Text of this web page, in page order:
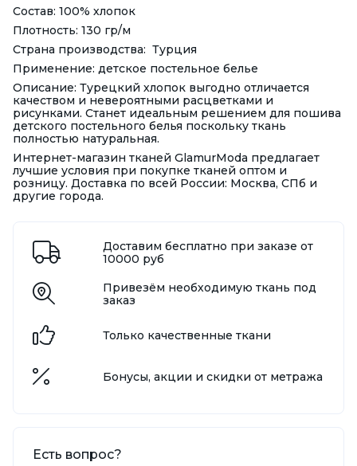
Состав: 100% хлопок
Плотность: 130 гр/м
Страна производства: Турция
Применение: детское постельное белье
Описание: Турецкий хлопок выгодно отличается
качеством и невероятными расцветками и
рисунками. Станет идеальным решением для пошива
детского постельного белья поскольку ткань
полностью натуральная.
Интернет-магазин тканей GlamurModa предлагает
лучшие условия при покупке тканей оптом и
розницу. Доставка по всей России: Москва, СПб и
другие города.
Доставим бесплатно при заказе от
10000 руб
Привезём необходимую ткань под
заказ
Только качественные ткани
Бонусы, акции и скидки от метража
Есть вопрос?